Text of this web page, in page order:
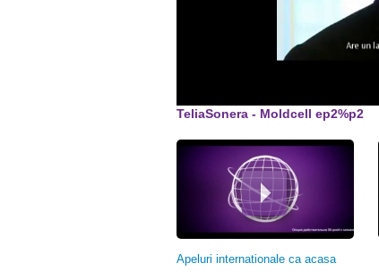
TeliaSonera - Moldcell ep2%p2
Apeluri internationale ca acasa
Страницы